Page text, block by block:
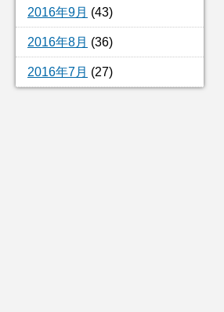
2016年9月 (43)
2016年8月 (36)
2016年7月 (27)